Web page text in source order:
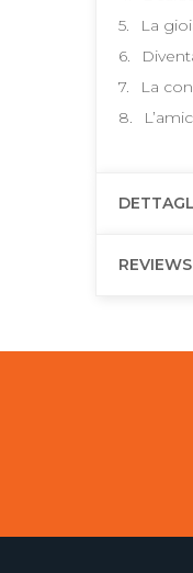
5.
La
6.
7.
La
8.
REVIEWS